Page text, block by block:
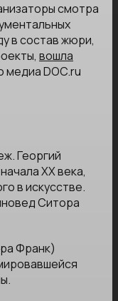
смотра
в состав жюри,
вошла
медиа DOC.ru
Георгий
XX века,
в искусстве.
Ситора
Франк)